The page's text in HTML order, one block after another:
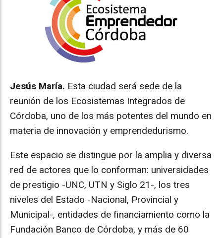
Jesús María. Esta ciudad será sede de la
reunión de los Ecosistemas Integrados de
Córdoba, uno de los más potentes del mundo en
materia de innovación y emprendedurismo.
Este espacio se distingue por la amplia y diversa
red de actores que lo conforman: universidades
de prestigio -UNC, UTN y Siglo 21-, los tres
niveles del Estado -Nacional, Provincial y
Municipal-, entidades de financiamiento como la
Fundación Banco de Córdoba, y más de 60